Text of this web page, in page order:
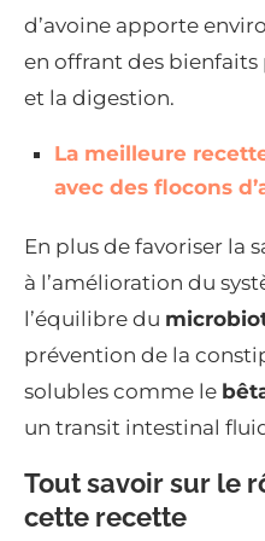
d’avoine apporte
en offrant des
et la digestion.
La meilleure
avec des flocons
En plus de favoriser la
à l’amélioration du
l’équilibre du
prévention de la
solubles comme le
un transit intestinal
Tout savoir sur le
cette recette